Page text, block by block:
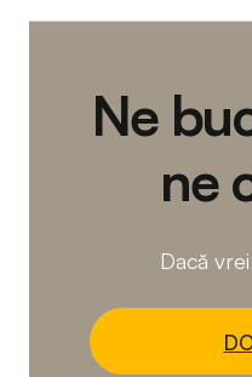
Ne
ne
Dacă